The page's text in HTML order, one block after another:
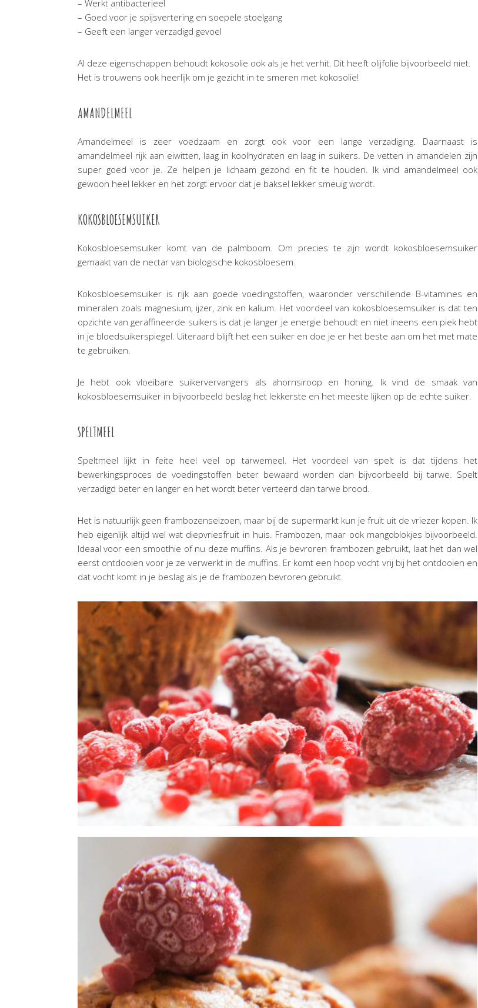
– Werkt antibacterieel
– Goed voor je spijsvertering en soepele stoelgang
– Geeft een langer verzadigd gevoel
Al deze eigenschappen behoudt kokosolie ook als je het verhit. Dit heeft olijfolie bijvoorbeeld niet.
Het is trouwens ook heerlijk om je gezicht in te smeren met kokosolie!
AMANDELMEEL
Amandelmeel is zeer voedzaam en zorgt ook voor een lange verzadiging. Daarnaast is
amandelmeel rijk aan eiwitten, laag in koolhydraten en laag in suikers. De vetten in amandelen zijn
super goed voor je. Ze helpen je lichaam gezond en fit te houden. Ik vind amandelmeel ook
gewoon heel lekker en het zorgt ervoor dat je baksel lekker smeuïg wordt.
KOKOSBLOESEMSUIKER
Kokosbloesemsuiker komt van de palmboom. Om precies te zijn wordt kokosbloesemsuiker
gemaakt van de nectar van biologische kokosbloesem.
Kokosbloesemsuiker is rijk aan goede voedingstoffen, waaronder verschillende B-vitamines en
mineralen zoals magnesium, ijzer, zink en kalium. Het voordeel van kokosbloesemsuiker is dat ten
opzichte van geraffineerde suikers is dat je langer je energie behoudt en niet ineens een piek hebt
in je bloedsuikerspiegel. Uiteraard blijft het een suiker en doe je er het beste aan om het met mate
te gebruiken.
Je hebt ook vloeibare suikervervangers als ahornsiroop en honing. Ik vind de smaak van
kokosbloesemsuiker in bijvoorbeeld beslag het lekkerste en het meeste lijken op de echte suiker.
SPELTMEEL
Speltmeel lijkt in feite heel veel op tarwemeel. Het voordeel van spelt is dat tijdens het
bewerkingsproces de voedingstoffen beter bewaard worden dan bijvoorbeeld bij tarwe. Spelt
verzadigd beter en langer en het wordt beter verteerd dan tarwe brood.
Het is natuurlijk geen frambozenseizoen, maar bij de supermarkt kun je fruit uit de vriezer kopen. Ik
heb eigenlijk altijd wel wat diepvriesfruit in huis. Frambozen, maar ook mangoblokjes bijvoorbeeld.
Ideaal voor een smoothie of nu deze muffins. Als je bevroren frambozen gebruikt, laat het dan wel
eerst ontdooien voor je ze verwerkt in de muffins. Er komt een hoop vocht vrij bij het ontdooien en
dat vocht komt in je beslag als je de frambozen bevroren gebruikt.